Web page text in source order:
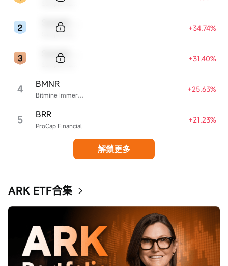
+34.74%
+31.40%
4 Bitmine Immersion Technologies
BMNR +25.63%
5 ProCap Financial
BRR +21.23%
解鎖更多
ARK ETF合集